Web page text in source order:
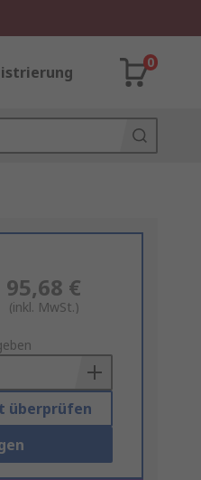
0
95,68 €
(inkl. MwSt.)
überprüfen